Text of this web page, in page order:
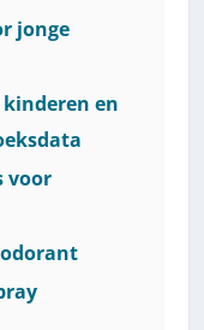
jonge
kinderen en
voor